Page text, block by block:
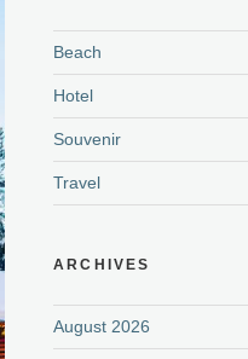
Beach
Hotel
Souvenir
Travel
ARCHIVES
August 2026